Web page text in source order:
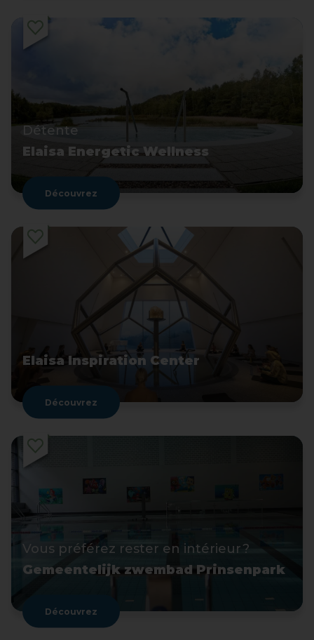
Détente
Elaisa Energetic Wellness
Découvrez
Elaisa Inspiration Center
Découvrez
Vous préférez rester en intérieur ?
Gemeentelijk zwembad Prinsenpark
Découvrez